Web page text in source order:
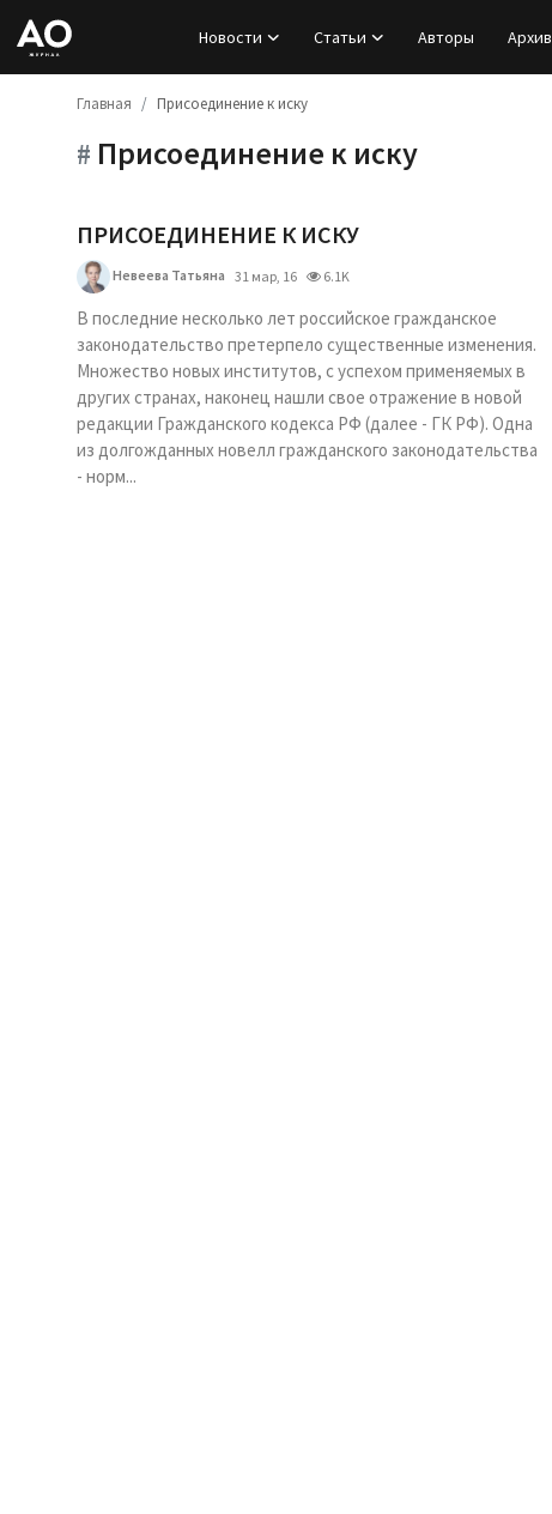
Новости Статьи Авторы Архив
Регистрация
Новости
Статьи
Авторы
База знаний
Главная Присоединение к иску
# Присоединение к иску
ПРИСОЕДИНЕНИЕ К ИСКУ
Невеева Татьяна 31 мар, 16 6.1K
В последние несколько лет российское гражданское
законодательство претерпело существенные изменения.
Множество новых институтов, с успехом применяемых в
других странах, наконец нашли свое отражение в новой
редакции Гражданского кодекса РФ (далее - ГК РФ). Одна
из долгожданных новелл гражданского законодательства
- норм...